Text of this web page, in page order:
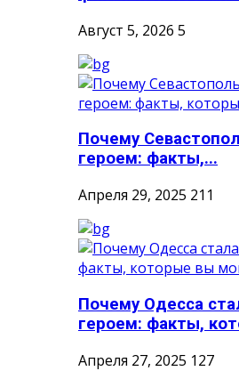
Август 5, 2026 5
Почему
героем: факты,...
Апреля 29, 2025 211
Почему Одесса
героем: факты,
Апреля 27, 2025 127